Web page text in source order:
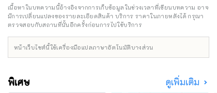
ค้าที่จัดการโดยตรง: กินซ่า Harajuku, Kichijoji,
ฟุคุยามะ
เนื้อหาในบทความนี้อ้างอิงจากการเก็บข้อมูลในช่วงเวลาที่เขียนบทความ อาจ
มีการเปลี่ยนแปลงของรายละเอียดสินค้า บริการ ราคาในภายหลังได้ กรุณา
ตรวจสอบกับสถานที่นั้นอีกครั้งก่อนการไปใช้บริการ
หน้าเว็บไซต์นี้ใช้เครื่องมือแปลภาษาอัตโนมัติบางส่วน
พิเศษ ดูเพิ่มเติม